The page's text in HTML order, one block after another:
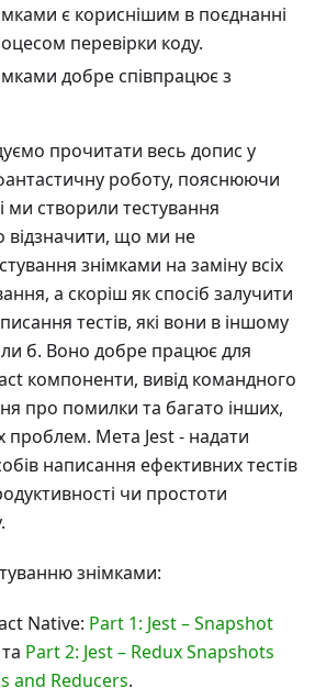
є кориснішим в поєднанні
перевірки коду.
добре співпрацює з
прочитати весь допис у
роботу, пояснюючи
ми створили тестування
відзначити, що ми не
знімками на заміну всіх
а скоріш як спосіб залучити
тестів, які вони в іншому
б. Воно добре працює для
компоненти, вивід командного
про помилки та багато інших,
проблем. Мета Jest - надати
написання ефективних тестів
чи простоти
знімками:
Native: Part 1: Jest – Snapshot
та Part 2: Jest – Redux Snapshots
and Reducers.